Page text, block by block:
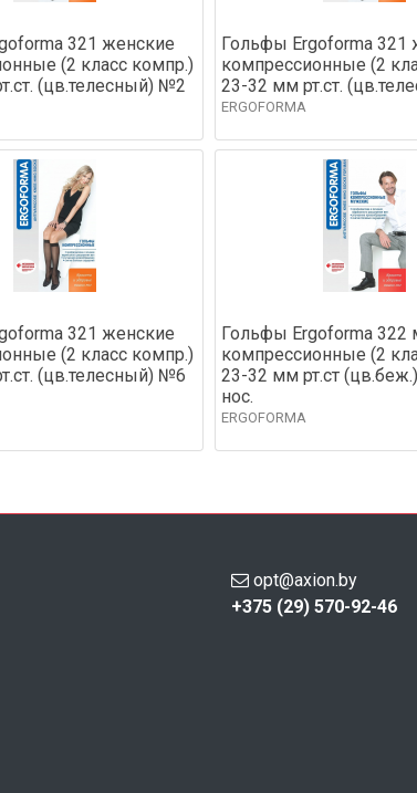
321 женские
(2 класс компр.)
(цв.телесный) №2
Гольфы Ergoforma 321
компрессионные (2
23-32 мм рт.ст.
ERGOFORMA
321 женские
(2 класс компр.)
(цв.телесный) №6
Гольфы Ergoforma 322
компрессионные (2
23-32 мм рт.ст
нос.
ERGOFORMA
opt@axion.by
+375 (29) 570-92-46